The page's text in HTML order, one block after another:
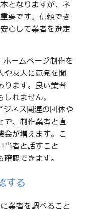
となりますが、ネ
要です。信頼でき
心して業者を選定
ームページ制作を
や友人に意見を聞
ります。良い業者
れません。
ジネス関連の団体や
で、制作業者と直
会が増えます。こ
当者と話すこと
認できます。
する
業者を調べること